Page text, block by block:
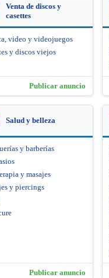
Venta de discos y
casettes
video y videojuegos
y discos viejos
Publicar anuncio
Salud y belleza
y barberías
y masajes
y piercings
Publicar anuncio